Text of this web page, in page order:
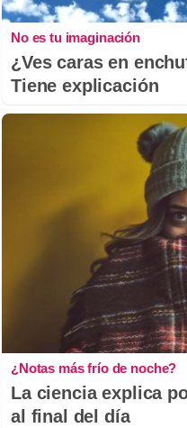
No es tu imaginación
¿Ves caras en
Tiene explicación
¿Notas más frío de noche?
La ciencia explica
al final del día